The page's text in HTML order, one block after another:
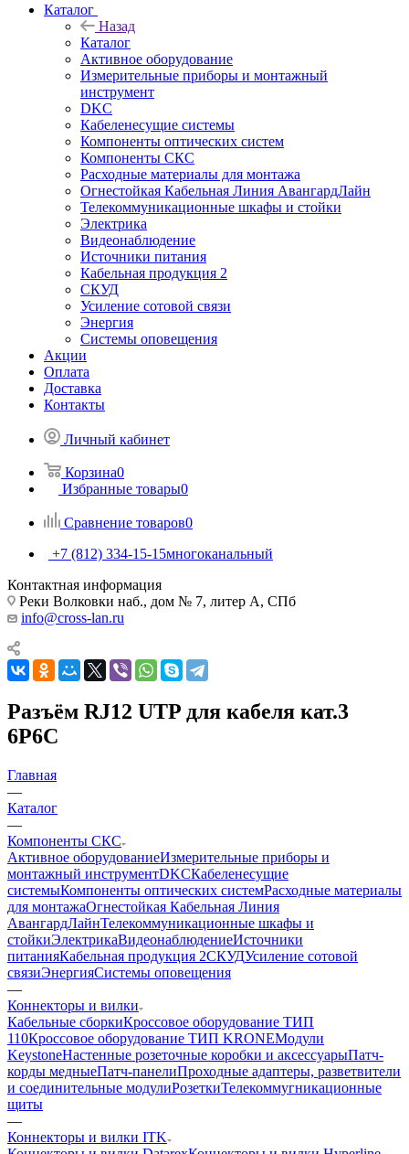
Каталог
Назад
Каталог
Активное оборудование
Измерительные приборы и монтажный
инструмент
DKC
Кабеленесущие системы
Компоненты оптических систем
Компоненты СКС
Расходные материалы для монтажа
Огнестойкая Кабельная Линия АвангардЛайн
Телекоммуникационные шкафы и стойки
Электрика
Видеонаблюдение
Источники питания
Кабельная продукция 2
СКУД
Усиление сотовой связи
Энергия
Системы оповещения
Акции
Оплата
Доставка
Контакты
Личный кабинет
Корзина0
Избранные товары0
Сравнение товаров0
+7 (812) 334-15-15многоканальный
Контактная информация
Реки Волковки наб., дом № 7, литер А, СПб
info@cross-lan.ru
Разъём RJ12 UTP для кабеля кат.3
6P6C
Главная
—
Каталог
—
Компоненты СКС
Активное оборудованиеИзмерительные приборы и
монтажный инструментDKCКабеленесущие
системыКомпоненты оптических системРасходные материалы
для монтажаОгнестойкая Кабельная Линия
АвангардЛайнТелекоммуникационные шкафы и
стойкиЭлектрикаВидеонаблюдениеИсточники
питанияКабельная продукция 2СКУДУсиление сотовой
связиЭнергияСистемы оповещения
—
Коннекторы и вилки
Кабельные сборкиКроссовое оборудование ТИП
110Кроссовое оборудование ТИП KRONEМодули
KeystoneНастенные розеточные коробки и аксессуарыПатч-
корды медныеПатч-панелиПроходные адаптеры, разветвители
и соединительные модулиРозеткиТелекоммугникационные
щиты
—
Коннекторы и вилки ITK